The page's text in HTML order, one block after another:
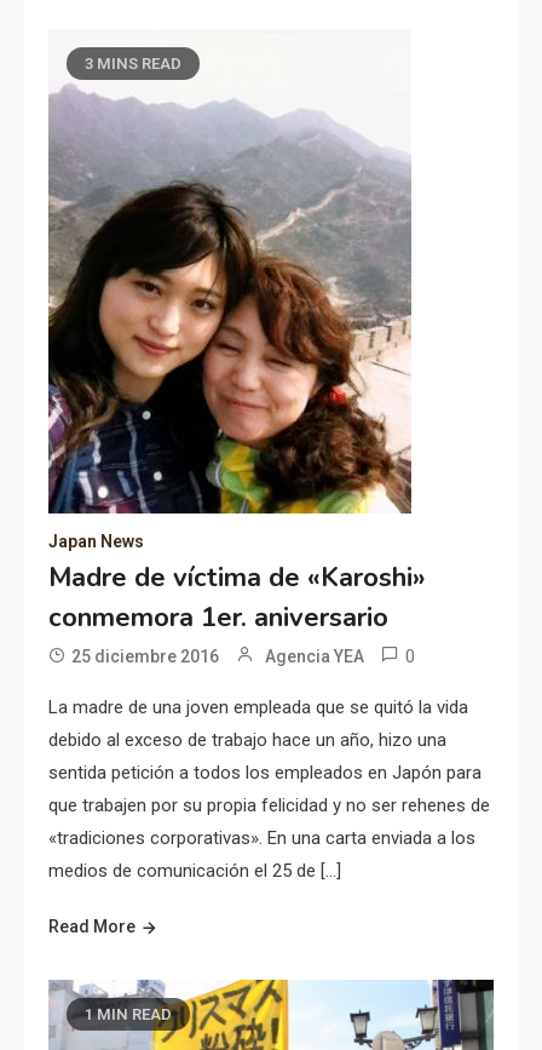
3 MINS READ
Japan News
Madre de víctima de «Karoshi»
conmemora 1er. aniversario
25 diciembre 2016 Agencia YEA 0
La madre de una joven empleada que se quitó la vida
debido al exceso de trabajo hace un año, hizo una
sentida petición a todos los empleados en Japón para
que trabajen por su propia felicidad y no ser rehenes de
«tradiciones corporativas». En una carta enviada a los
medios de comunicación el 25 de […]
Read More
1 MIN READ